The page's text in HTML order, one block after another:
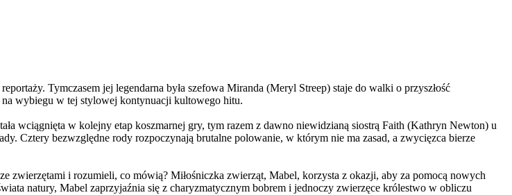
Tymczasem jej legendarna była szefowa Miranda (Meryl Streep) staje do walki o przyszłość
na wybiegu w tej stylowej kontynuacji kultowego hitu.
wciągnięta w kolejny etap koszmarnej gry, tym razem z dawno niewidzianą siostrą Faith (Kathryn Newton) u
Cztery bezwzględne rody rozpoczynają brutalne polowanie, w którym nie ma zasad, a zwycięzca bierze
zwierzętami i rozumieli, co mówią? Miłośniczka zwierząt, Mabel, korzysta z okazji, aby za pomocą nowych
natury, Mabel zaprzyjaźnia się z charyzmatycznym bobrem i jednoczy zwierzęce królestwo w obliczu